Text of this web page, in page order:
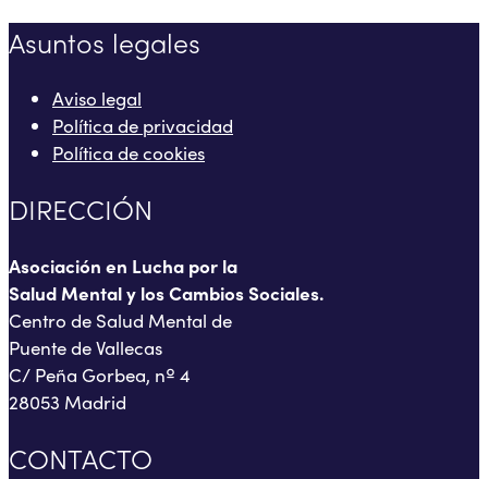
Asuntos legales
Aviso legal
Política de privacidad
Política de cookies
DIRECCIÓN
Asociación en Lucha por la
Salud Mental y los Cambios Sociales.
Centro de Salud Mental de
Puente de Vallecas
C/ Peña Gorbea, nº 4
28053 Madrid
CONTACTO